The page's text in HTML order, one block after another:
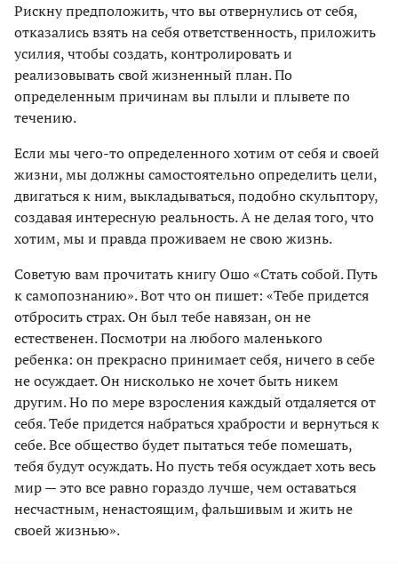
Рискну предположить, что вы отвернулись от себя,
отказались взять на себя ответственность, приложить
усилия, чтобы создать, контролировать и
реализовывать свой жизненный план. По
определенным причинам вы плыли и плывете по
течению.
Если мы чего-то определенного хотим от себя и своей
жизни, мы должны самостоятельно определить цели,
двигаться к ним, выкладываться, подобно скульптору,
создавая интересную реальность. А не делая того, что
хотим, мы и правда проживаем не свою жизнь.
Советую вам прочитать книгу Ошо «Стать собой. Путь
к самопознанию». Вот что он пишет: «Тебе придется
отбросить страх. Он был тебе навязан, он не
естественен. Посмотри на любого маленького
ребенка: он прекрасно принимает себя, ничего в себе
не осуждает. Он нисколько не хочет быть никем
другим. Но по мере взросления каждый отдаляется от
себя. Тебе придется набраться храбрости и вернуться к
себе. Все общество будет пытаться тебе помешать,
тебя будут осуждать. Но пусть тебя осуждает хоть весь
мир — это все равно гораздо лучше, чем оставаться
несчастным, ненастоящим, фальшивым и жить не
своей жизнью».